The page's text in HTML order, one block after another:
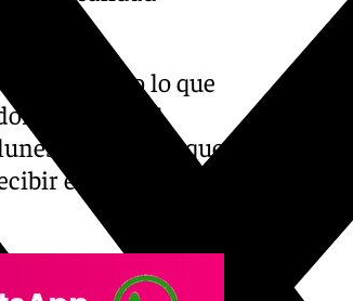
clientes todo lo que
de la ONCE
del premio que
enhorabuenas